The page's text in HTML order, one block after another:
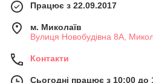
Працює з 22.09.2017
м. Миколаїв
Вулиця Новобудівна 8А,
Контакти
Сьогодні працює з 10:00 до